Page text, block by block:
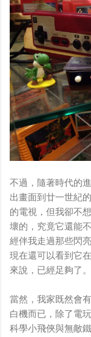
不過，隨著時代的
出畫面到廿一世紀
的電視，但我卻不
壞的，究竟它還能
經伴我走過那些閃
現在還可以看到它
來說，已經足夠了。
當然，我家既然會
白機而已，除了電
科學小飛俠與無敵